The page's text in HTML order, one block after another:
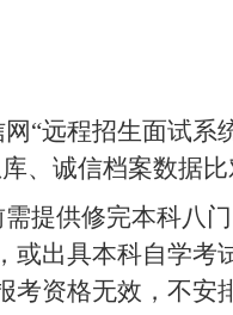
“远程招生面试
、诚信档案数据比
提供修完本科八
出具本科自学
资格无效，不安